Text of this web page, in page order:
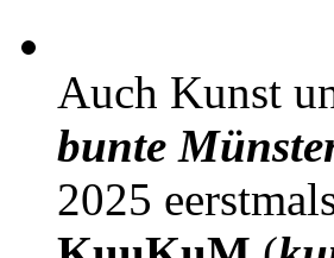
Auch Kunst
bunte
2025